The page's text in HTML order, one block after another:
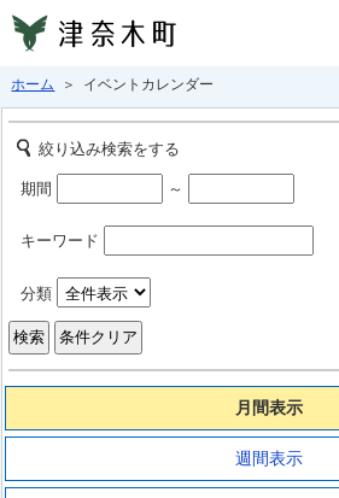
ホーム ＞ イベントカレンダー
絞り込み検索をする
期間 ～
キーワード
分類
月間表示
週間表示